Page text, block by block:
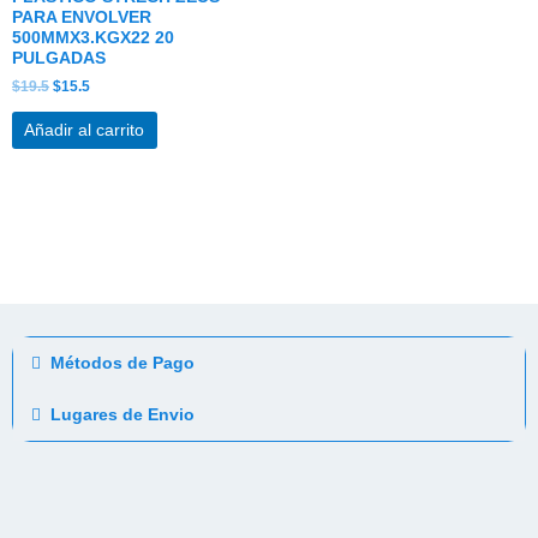
PARA ENVOLVER
500MMX3.KGX22 20
PULGADAS
$19.5 $15.5
Añadir al carrito
Métodos de Pago
Lugares de Envio